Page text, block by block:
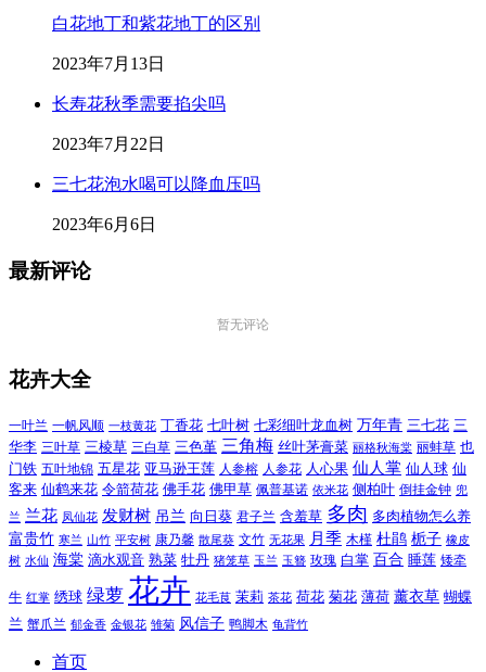
白花地丁和紫花地丁的区别
2023年7月13日
长寿花秋季需要掐尖吗
2023年7月22日
三七花泡水喝可以降血压吗
2023年6月6日
最新评论
暂无评论
花卉大全
一叶兰 一帆风顺 一枝黄花 丁香花 七叶树 七彩细叶龙血树 万年青 三七花 三
华李 三叶草 三棱草 三白草 三色堇 三角梅 丝叶茅膏菜 丽格秋海棠 丽蚌草 也
门铁 五叶地锦 五星花 亚马逊王莲 人参榕 人参花 人心果 仙人掌 仙人球 仙
客来 仙鹤来花 令箭荷花 佛手花 佛甲草 佩普基诺 依米花 侧柏叶 倒挂金钟 兜
兰 兰花 凤仙花 发财树 吊兰 向日葵 君子兰 含羞草 多肉 多肉植物怎么养
富贵竹 寒兰 山竹 平安树 康乃馨 散尾葵 文竹 无花果 月季 木槿 杜鹃 栀子 橡皮
树 水仙 海棠 滴水观音 熟菜 牡丹 猪笼草 玉兰 玉簪 玫瑰 白掌 百合 睡莲 矮牵
牛 红掌 绣球 绿萝 花卉 花毛茛 茉莉 茶花 荷花 菊花 薄荷 薰衣草 蝴蝶
兰 蟹爪兰 郁金香 金银花 雏菊 风信子 鸭脚木 龟背竹
首页